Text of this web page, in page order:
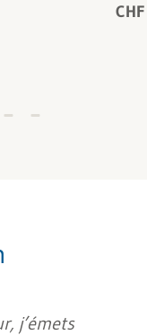
j’émets